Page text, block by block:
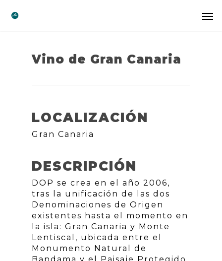
Vino de Gran Canaria
LOCALIZACIÓN
Gran Canaria
DESCRIPCIÓN
DOP se crea en el año 2006,
tras la unificación de las dos
Denominaciones de Origen
existentes hasta el momento en
la isla: Gran Canaria y Monte
Lentiscal, ubicada entre el
Monumento Natural de